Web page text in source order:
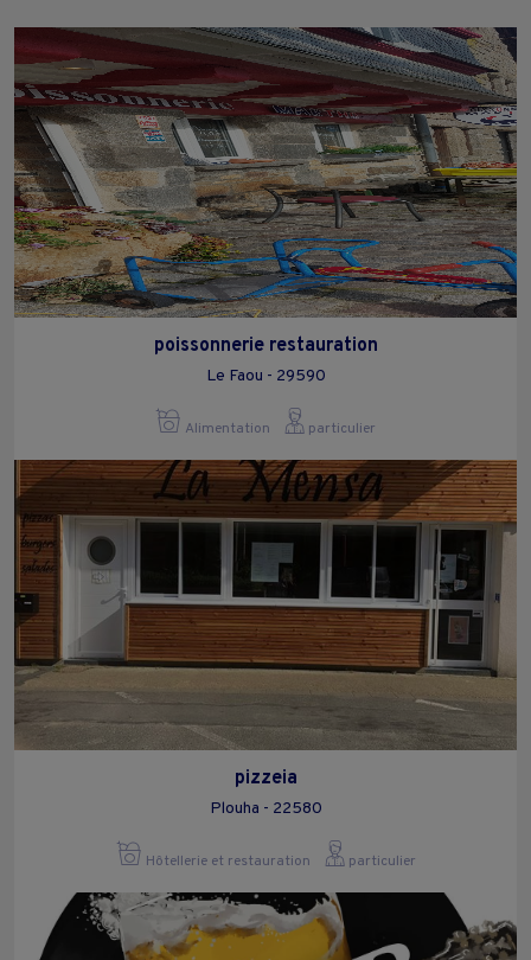
poissonnerie restauration
Le Faou - 29590
Alimentation particulier
pizzeia
Plouha - 22580
Hôtellerie et restauration particulier